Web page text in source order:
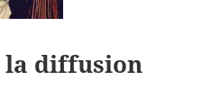
diffusion